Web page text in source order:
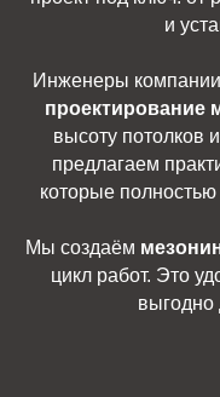
и
Инженеры
проектирование
высоту потолков
предлагаем
которые
Мы создаём
цикл работ. Это
выгодно